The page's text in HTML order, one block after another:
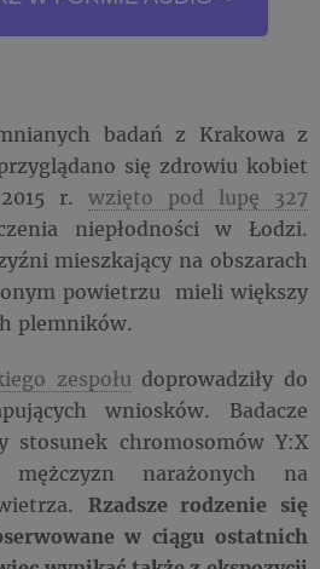
badań z Krakowa z
się zdrowiu kobiet
r. wzięto pod lupę 327
niepłodności w Łodzi.
mieszkający na obszarach
powietrzu mieli większy
plemników.
zespołu doprowadziły do
wniosków. Badacze
stosunek chromosomów Y:X
narażonych na
Rzadsze rodzenie się
w ciągu ostatnich